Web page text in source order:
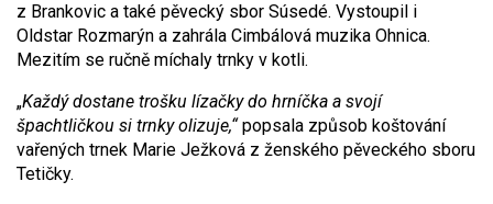
z Brankovic a také pěvecký sbor Súsedé. Vystoupil i
Oldstar Rozmarýn a zahrála Cimbálová muzika Ohnica.
Mezitím se ručně míchaly trnky v kotli.
„Každý dostane trošku lízačky do hrníčka a svojí
špachtličkou si trnky olizuje,“popsala způsob koštování
vařených trnek Marie Ježková z ženského pěveckého sboru
Tetičky.